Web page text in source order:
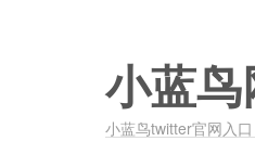
小蓝鸟
小蓝鸟twitter官网入口